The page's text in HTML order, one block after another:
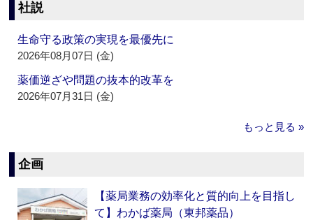
社説
生命守る政策の実現を最優先に
2026年08月07日 (金)
薬価逆ざや問題の抜本的改革を
2026年07月31日 (金)
もっと見る »
企画
【薬局業務の効率化と質的向上を目指し
て】わかば薬局（東邦薬品）